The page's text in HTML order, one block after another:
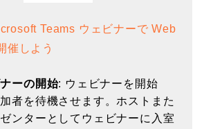
Teams ウェビナーで Web
催しよう
ーの開始: ウェビナーを開始
者を待機させます。ホストまた
ンターとしてウェビナーに入室